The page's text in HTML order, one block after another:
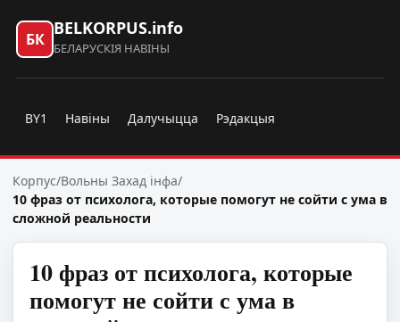
БК
BELKORPUS.info
БЕЛАРУСКІЯ НАВІНЫ
BY1 Навіны Далучыцца Рэдакцыя
Корпус/Вольны Захад інфа/
10 фраз от психолога, которые помогут не сойти с ума в
сложной реальности
10 фраз от психолога, которые
помогут не сойти с ума в